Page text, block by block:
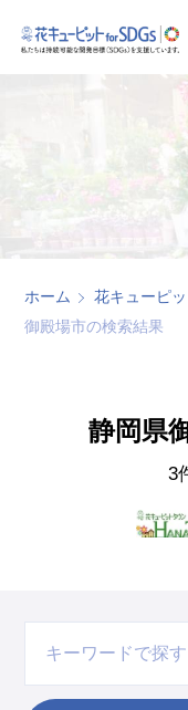
ホーム 花キューピ
御殿場市の検索結果
静岡県
3